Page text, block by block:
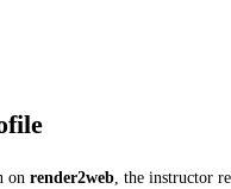
on render2web , the instructor